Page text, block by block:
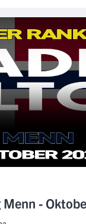
Menn -